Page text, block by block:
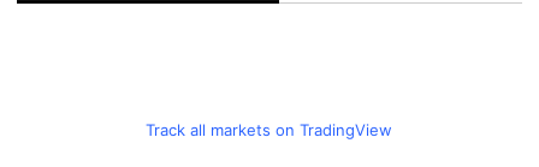
Track all markets on TradingView